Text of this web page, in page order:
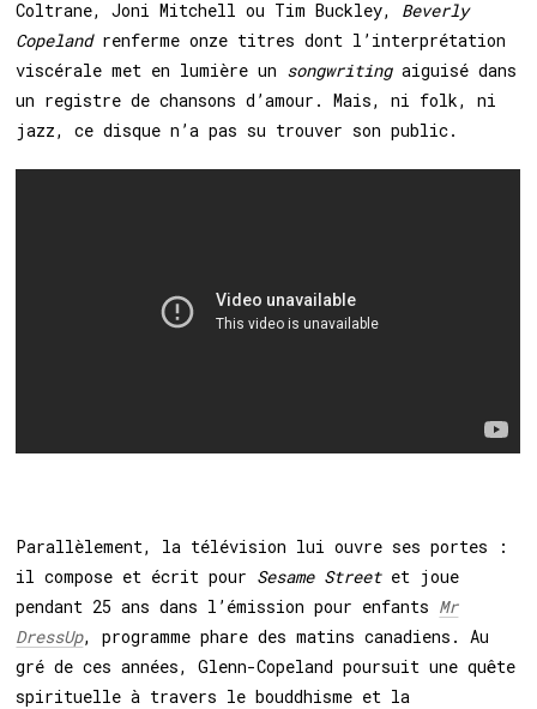
Coltrane, Joni Mitchell ou Tim Buckley, Beverly
Copelandrenferme onze titres dont l’interprétation
viscérale met en lumière un songwritingaiguisé dans
un registre de chansons d’amour. Mais, ni folk, ni
jazz, ce disque n’a pas su trouver son public.
Parallèlement, la télévision lui ouvre ses portes :
il compose et écrit pour Sesame Streetet joue
pendant 25 ans dans l’émission pour enfants Mr
DressUp, programme phare des matins canadiens . Au
gré de ces années, Glenn-Copeland poursuit une quête
spirituelle à travers le bouddhisme et la